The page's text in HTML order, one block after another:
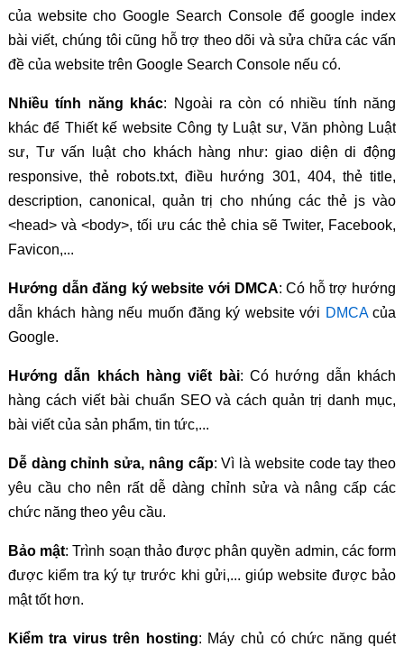
của website cho Google Search Console để google index
bài viết, chúng tôi cũng hỗ trợ theo dõi và sửa chữa các vấn
đề của website trên Google Search Console nếu có.
Nhiều tính năng khác: Ngoài ra còn có nhiều tính năng
khác để Thiết kế website Công ty Luật sư, Văn phòng Luật
sư, Tư vấn luật cho khách hàng như: giao diện di động
responsive, thẻ robots.txt, điều hướng 301, 404, thẻ title,
description, canonical, quản trị cho nhúng các thẻ js vào
<head> và <body>, tối ưu các thẻ chia sẽ Twiter, Facebook,
Favicon,...
Hướng dẫn đăng ký website với DMCA: Có hỗ trợ hướng
dẫn khách hàng nếu muốn đăng ký website với DMCAcủa
Google.
Hướng dẫn khách hàng viết bài: Có hướng dẫn khách
hàng cách viết bài chuẩn SEO và cách quản trị danh mục,
bài viết của sản phẩm, tin tức,...
Dễ dàng chỉnh sửa, nâng cấp: Vì là website code tay theo
yêu cầu cho nên rất dễ dàng chỉnh sửa và nâng cấp các
chức năng theo yêu cầu.
Bảo mật: Trình soạn thảo được phân quyền admin, các form
được kiểm tra ký tự trước khi gửi,... giúp website được bảo
mật tốt hơn.
Kiểm tra virus trên hosting: Máy chủ có chức năng quét